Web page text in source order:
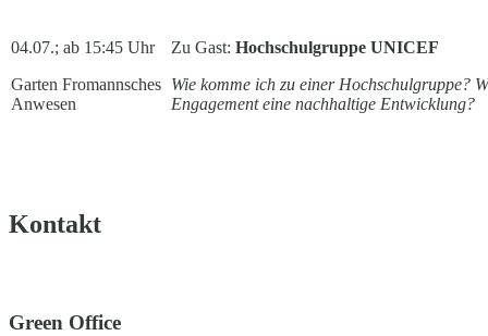
04.07.; ab 15:45 Uhr
Garten Fromannsches
Anwesen
Zu Gast: Hochschulgruppe UNICEF
Wie komme ich zu einer Hochschulgruppe?
Engagement eine nachhaltige Entwicklung?
Kontakt
Green Office